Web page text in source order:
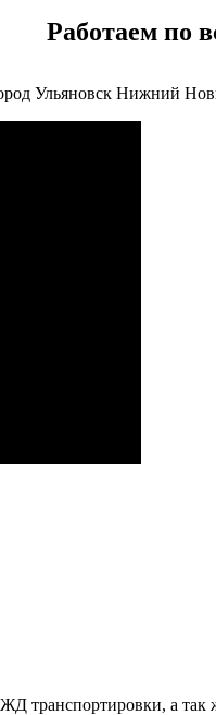
Работаем по
Ульяновск Нижний
транспортировки, а